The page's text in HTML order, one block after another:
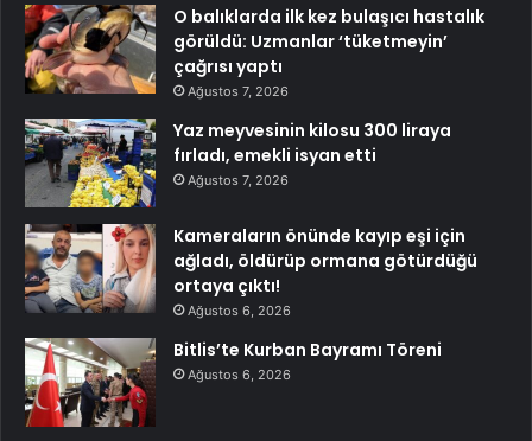
O balıklarda ilk kez bulaşıcı hastalık
görüldü: Uzmanlar ‘tüketmeyin’
çağrısı yaptı
Ağustos 7, 2026
Yaz meyvesinin kilosu 300 liraya
fırladı, emekli isyan etti
Ağustos 7, 2026
Kameraların önünde kayıp eşi için
ağladı, öldürüp ormana götürdüğü
ortaya çıktı!
Ağustos 6, 2026
Bitlis’te Kurban Bayramı Töreni
Ağustos 6, 2026